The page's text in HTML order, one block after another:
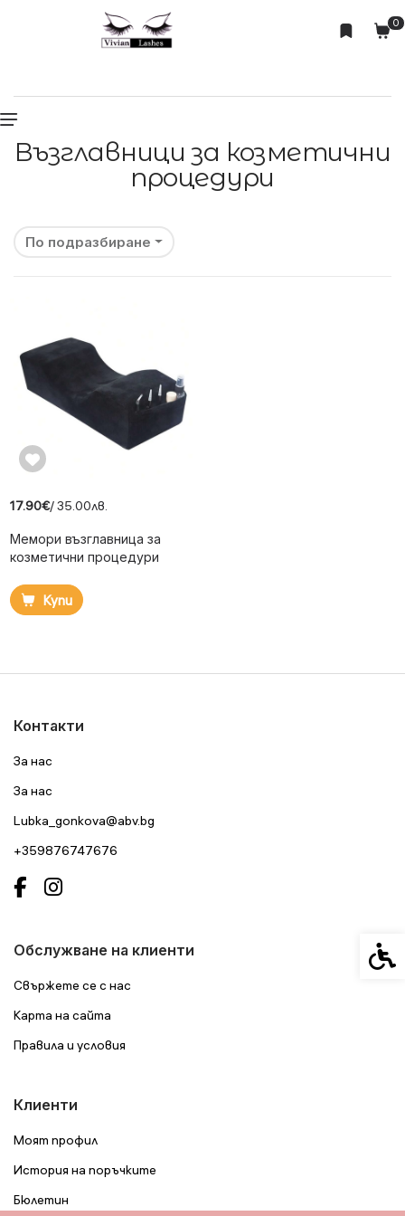
0
Възглавници за козметични
процедури
По подразбиране
17.90€/ 35.00лв.
Мемори възглавница за
козметични процедури
Купи
Контакти
За нас
За нас
Lubka_gonkova@abv.bg
+359876747676
Обслужване на клиенти
Свържете се с нас
Карта на сайта
Правила и условия
Клиенти
Моят профил
История на поръчките
Бюлетин